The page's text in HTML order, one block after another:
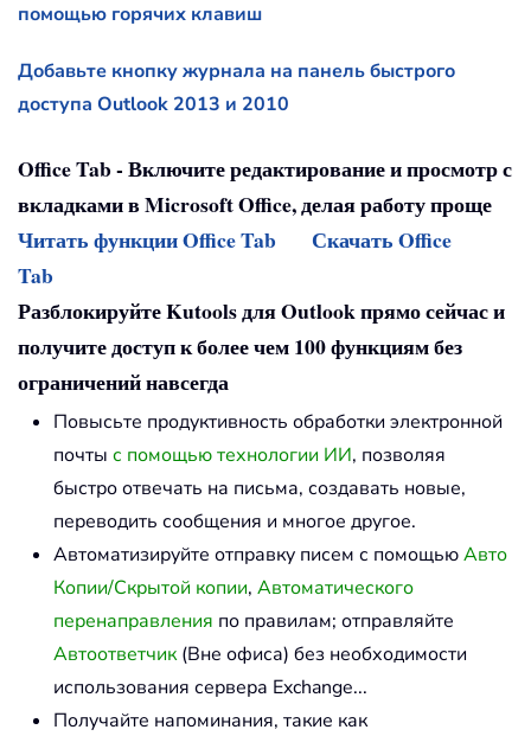
помощью горячих клавиш
Добавьте кнопку журнала на панель быстрого
доступа Outlook 2013 и 2010
Office Tab - Включите редактирование и просмотр с
вкладками в Microsoft Office, делая работу проще
Читать функции Office Tab
Скачать Office
Tab
Разблокируйте Kutools для Outlook прямо сейчас и
получите доступ к более чем 100 функциям без
ограничений навсегда
Повысьте продуктивность обработки электронной
почты с помощью технологии ИИ, позволяя
быстро отвечать на письма, создавать новые,
переводить сообщения и многое другое.
Автоматизируйте отправку писем с помощьюАвто
Копии/Скрытой копии, Автоматического
перенаправления по правилам; отправляйте
Автоответчик(Вне офиса) без необходимости
использования сервера Exchange...
Получайте напоминания, такие как